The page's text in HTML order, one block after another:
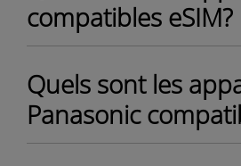
compatibles eSIM?
Quels sont les
Panasonic